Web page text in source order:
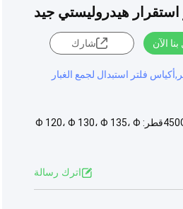
استقرار هيدروليستي جيد
الآن شارك
فلتر استبدال لجمع الغبار
زيت بوليستر و طارد المياه كيس تصفية الوصف: مادة: زيت بوليستر و طارد المياه شعار الإبرةالوزن: 450GSM ~ 650GSMقطر: Φ 120، Φ 130، Φ 135، Φ
اترك رسالة